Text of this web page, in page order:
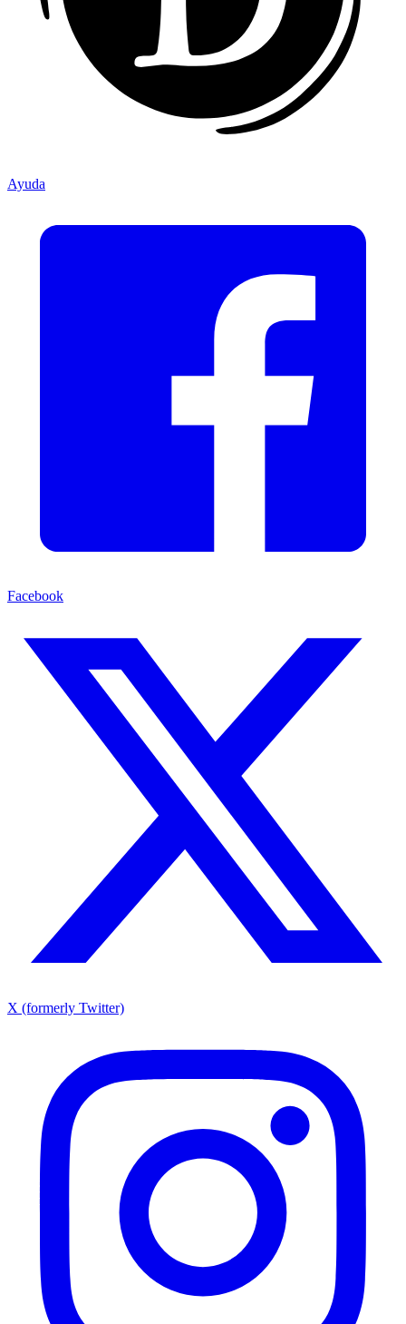
Ayuda
Facebook
X (formerly Twitter)